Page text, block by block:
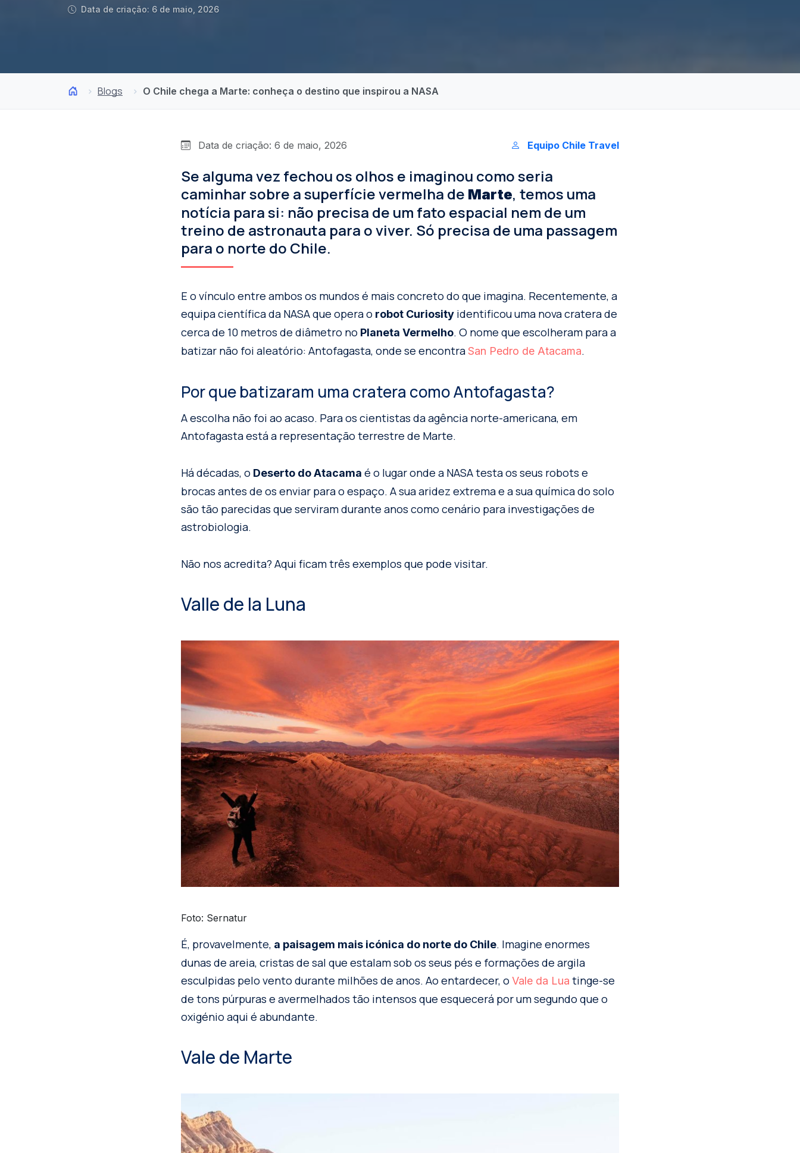
Data de criação: 6 de maio, 2026
Blogs O Chile chega a Marte: conheça o destino que inspirou a NASA
Data de criação: 6 de maio, 2026 Equipo Chile Travel
Se alguma vez fechou os olhos e imaginou como seria
caminhar sobre a superfície vermelha de Marte, temos uma
notícia para si: não precisa de um fato espacial nem de um
treino de astronauta para o viver. Só precisa de uma passagem
para o norte do Chile.
E o vínculo entre ambos os mundos é mais concreto do que imagina. Recentemente, a
equipa científica da NASA que opera o robot Curiosity identificou uma nova cratera de
cerca de 10 metros de diâmetro no Planeta Vermelho. O nome que escolheram para a
batizar não foi aleatório: Antofagasta, onde se encontraSan Pedro de Atacama.
Por que batizaram uma cratera como Antofagasta?
A escolha não foi ao acaso. Para os cientistas da agência norte-americana, em
Antofagasta está a representação terrestre de Marte.
Há décadas, o Deserto do Atacama é o lugar onde a NASA testa os seus robots e
brocas antes de os enviar para o espaço. A sua aridez extrema e a sua química do solo
são tão parecidas que serviram durante anos como cenário para investigações de
astrobiologia.
Não nos acredita? Aqui ficam três exemplos que pode visitar.
Valle de la Luna
Foto: Sernatur
É, provavelmente, a paisagem mais icónica do norte do Chile. Imagine enormes
dunas de areia, cristas de sal que estalam sob os seus pés e formações de argila
esculpidas pelo vento durante milhões de anos. Ao entardecer, o Vale da Lua tinge-se
de tons púrpuras e avermelhados tão intensos que esquecerá por um segundo que o
oxigénio aqui é abundante.
Vale de Marte